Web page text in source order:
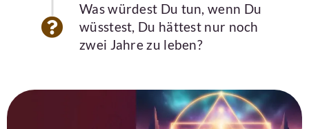
Was würdest Du tun, wenn Du
wüsstest, Du hättest nur noch
zwei Jahre zu leben?